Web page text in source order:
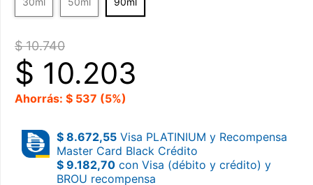
$ 10.740
$ 10.203
Ahorrás: $ 537 (5%)
$ 8.672,55 Visa PLATINIUM y Recompensa
Master Card Black Crédito
$ 9.182,70 con Visa (débito y crédito) y
BROU recompensa